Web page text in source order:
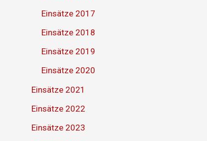
Einsätze 2017
Einsätze 2018
Einsätze 2019
Einsätze 2020
Einsätze 2021
Einsätze 2022
Einsätze 2023